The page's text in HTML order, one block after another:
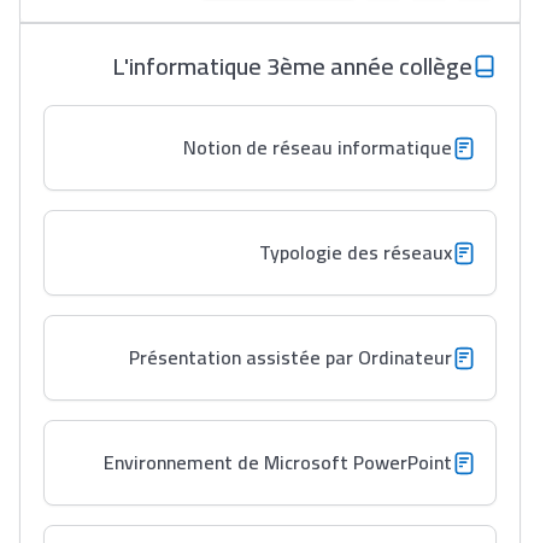
L'informatique 3ème année collège
Notion de réseau informatique
Typologie des réseaux
Présentation assistée par Ordinateur
Environnement de Microsoft PowerPoint